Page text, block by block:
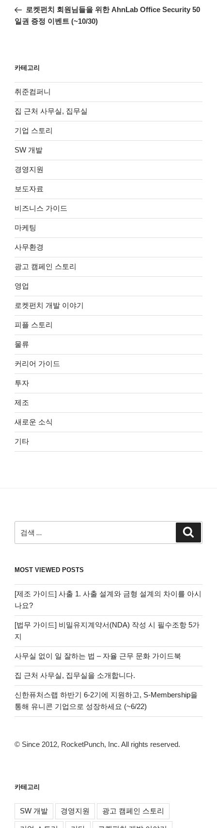
색
전
글
로켓펀치 회원님들을 위한 AhnLab Office Security 50
일권 증정 이벤트 (~10/30)
카테고리
취준컴퍼니
집 근처 사무실, 집무실
기업 스토리
SW 개발
경영지원
보도자료
비즈니스 가이드
마케팅
사무환경
광고 캠페인 스토리
영업
로켓펀치 개발 이야기
피플 스토리
물류
커리어 가이드
투자
제조
새로운 소식
기타
색:
MOST VIEWED POSTS
[제조 가이드] 사출 1. 사출 설계와 금형 설계의 차이를 아시
나요?
[법무 가이드] 비밀유지계약서(NDA) 작성 시 필수조항 5가
지
사무실 없이 일 잘하는 법 – 자율 근무 문화 가이드북
집 근처 사무실, 집무실을 소개합니다.
신한퓨처스랩 하반기 6-2기에 지원하고, S-Membership을
통해 유니콘 기업으로 성장하세요 (~6/22)
© Since 2012, RocketPunch, Inc. All rights reserved.
카테고리
SW 개발 경영지원 광고 캠페인 스토리